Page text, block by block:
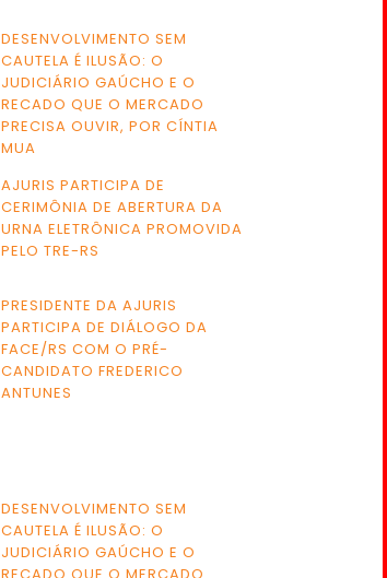
DESENVOLVIMENTO SEM
CAUTELA É ILUSÃO: O
JUDICIÁRIO GAÚCHO E O
RECADO QUE O MERCADO
PRECISA OUVIR, POR CÍNTIA
MUA
AJURIS PARTICIPA DE
CERIMÔNIA DE ABERTURA DA
URNA ELETRÔNICA PROMOVIDA
PELO TRE-RS
PRESIDENTE DA AJURIS
PARTICIPA DE DIÁLOGO DA
FACE/RS COM O PRÉ-
CANDIDATO FREDERICO
ANTUNES
DESENVOLVIMENTO SEM
CAUTELA É ILUSÃO: O
JUDICIÁRIO GAÚCHO E O